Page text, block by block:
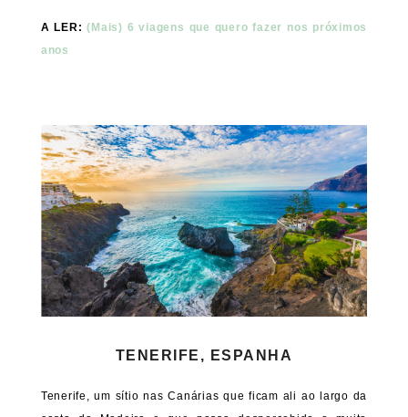
A LER:(Mais) 6 viagens que quero fazer nos próximos
anos
TENERIFE, ESPANHA
Tenerife, um sítio nas Canárias que ficam ali ao largo da